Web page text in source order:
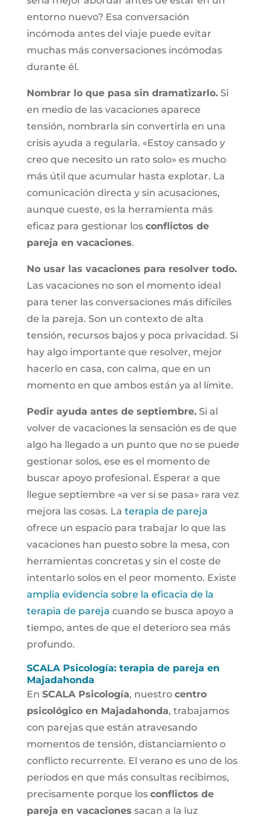
entorno nuevo? Esa conversación
incómoda antes del viaje puede evitar
muchas más conversaciones incómodas
durante él.
Nombrar lo que pasa sin dramatizarlo.Si
en medio de las vacaciones aparece
tensión, nombrarla sin convertirla en una
crisis ayuda a regularla. «Estoy cansado y
creo que necesito un rato solo» es mucho
más útil que acumular hasta explotar. La
comunicación directa y sin acusaciones,
aunque cueste, es la herramienta más
eficaz para gestionar los conflictos de
pareja en vacaciones.
No usar las vacaciones para resolver todo.
Las vacaciones no son el momento ideal
para tener las conversaciones más difíciles
de la pareja. Son un contexto de alta
tensión, recursos bajos y poca privacidad. Si
hay algo importante que resolver, mejor
hacerlo en casa, con calma, que en un
momento en que ambos están ya al límite.
Pedir ayuda antes de septiembre.Si al
volver de vacaciones la sensación es de que
algo ha llegado a un punto que no se puede
gestionar solos, ese es el momento de
buscar apoyo profesional. Esperar a que
llegue septiembre «a ver si se pasa» rara vez
mejora las cosas. La terapia de pareja
ofrece un espacio para trabajar lo que las
vacaciones han puesto sobre la mesa, con
herramientas concretas y sin el coste de
intentarlo solos en el peor momento. Existe
amplia evidencia sobre la eficacia de la
terapia de pareja cuando se busca apoyo a
tiempo, antes de que el deterioro sea más
profundo.
SCALA Psicología: terapia de pareja en
Majadahonda
En SCALA Psicología, nuestro centro
psicológico en Majadahonda, trabajamos
con parejas que están atravesando
momentos de tensión, distanciamiento o
conflicto recurrente. El verano es uno de los
períodos en que más consultas recibimos,
precisamente porque los conflictos de
pareja en vacaciones sacan a la luz